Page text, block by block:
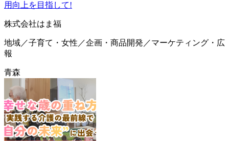
用向上を目指して!
株式会社はま福
地域／子育て・女性／企画・商品開発／マーケティング・広
報
青森